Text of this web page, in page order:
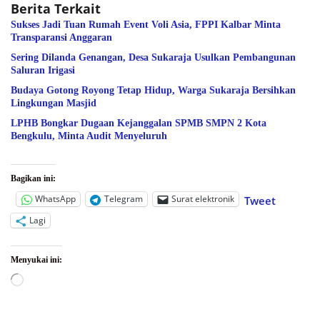
Berita Terkait
Sukses Jadi Tuan Rumah Event Voli Asia, FPPI Kalbar Minta
Transparansi Anggaran
Sering Dilanda Genangan, Desa Sukaraja Usulkan Pembangunan
Saluran Irigasi
Budaya Gotong Royong Tetap Hidup, Warga Sukaraja Bersihkan
Lingkungan Masjid
LPHB Bongkar Dugaan Kejanggalan SPMB SMPN 2 Kota
Bengkulu, Minta Audit Menyeluruh
Bagikan ini:
WhatsApp Telegram Surat elektronik Tweet
Lagi
Menyukai ini:
Memuat...